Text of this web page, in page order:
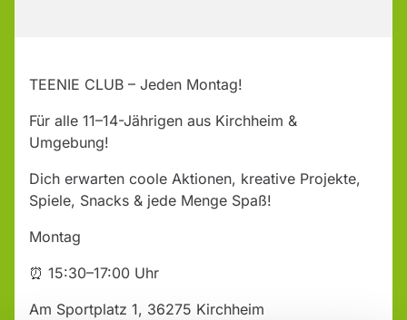
TEENIE CLUB – Jeden Montag!
Für alle 11–14-Jährigen aus Kirchheim &
Umgebung!
Dich erwarten coole Aktionen, kreative Projekte,
Spiele, Snacks & jede Menge Spaß!
Montag
⏰ 15:30–17:00 Uhr
Am Sportplatz 1, 36275 Kirchheim